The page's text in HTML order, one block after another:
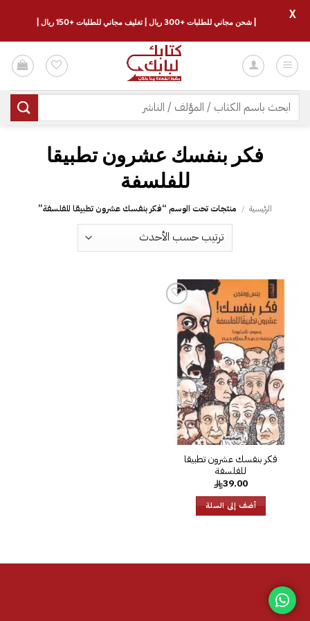
للمحتوى
البحث
عن:
‎فكر بنفسك عشرون تطبيقا
للفلسفة‎
الرئيسية / منتجات تحت الوسم “‎فكر بنفسك عشرون تطبيقا للفلسفة‎”
إضافة
إلى
قائمة
الرغبات
‎فكر بنفسك عشرون تطبيقا
للفلسفة‎
39.00
أضف إلى السلة
| شحن مجاني للطلبات +300 ريال | تغليف مجاني للطلبات +150 ريال |
X